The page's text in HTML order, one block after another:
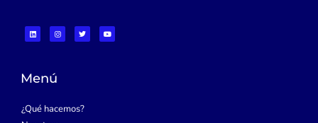
L
i
n
i
n
I
n
s
a
m
T
w
i
Y
o
u
Menú
¿Qué hacemos?